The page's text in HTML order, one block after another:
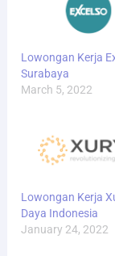
Lowongan Kerja
Surabaya
March 5, 2022
Lowongan Kerja
Daya Indonesia
January 24, 2022